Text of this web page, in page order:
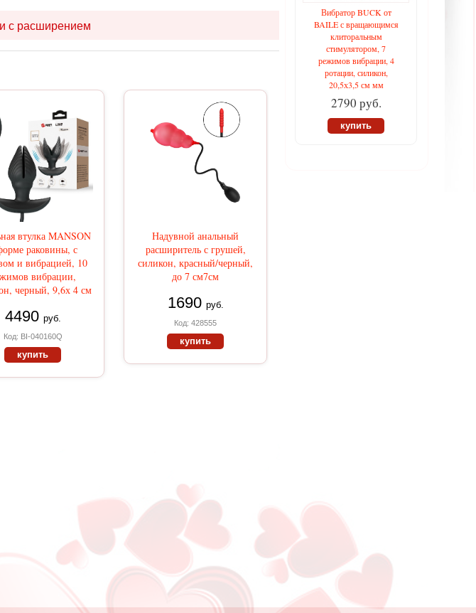
с расширением
втулка MANSON
раковины, с
и вибрацией, 10
вибрации,
черный, 9,6х 4 см
4490 руб.
Код: BI-040160Q
купить
Надувной анальный
расширитель с грушей,
силикон, красный/черный,
до 7 см7см
1690 руб.
Код: 428555
купить
Вибратор BUCK от
BAILE с вращающимся
клиторальным
стимулятором, 7
режимов вибрации, 4
ротации, силикон,
20,5х3,5 см мм
2790 руб.
купить